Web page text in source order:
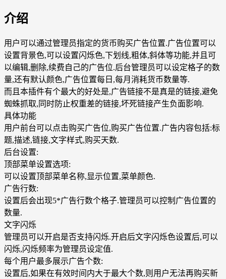
介绍
用户可以通过管理员指定的货币购买广告位置.广告位置可以
设置背景色,可以设置闪烁色,下划线,粗体,斜体等功能,并且可
以编辑,删除,续费自己的广告位.后台管理员可以设定格子的数
量,还有默认颜色,广告位置每日,每月消耗货币数量等.
而且本插件有个最大的好处是,广告链接不是真是的链接,避免
蜘蛛抓取,同时防止权重差的链接,坏死链接产生负面影响.
具体功能
用户前台可以点击购买广告位,购买广告位置.广告内容包括:标
题,描述,链接,文字样式,购买天数.
后台设置:
顶部菜单设置选项:
可以设置顶部菜单名称,显示位置,菜单颜色.
广告行数:
设置后会出现5*广告行数个格子.管理员可以控制广告位置的
数量.
文字闪烁
管理员可以开启是否支持闪烁.开启后文字闪烁色设置后,可以
闪烁,闪烁频率为管理员设定值.
每个用户最多展示广告个数:
设置后,如果在有效时间内大于最大个数,则用户无法再购买新